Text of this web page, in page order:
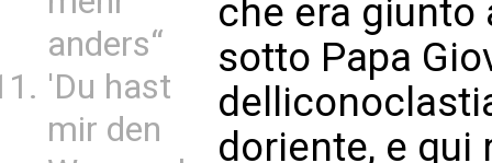
anders“
'Du hast
mir den
che era giunto
sotto Papa
doriente, e